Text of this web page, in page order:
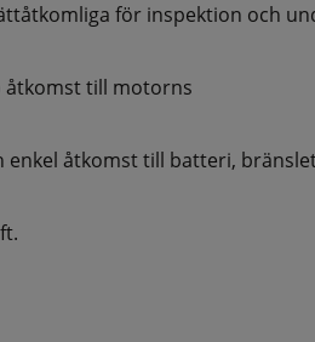
för inspektion och
åtkomst till motorns
enkel åtkomst till batteri,